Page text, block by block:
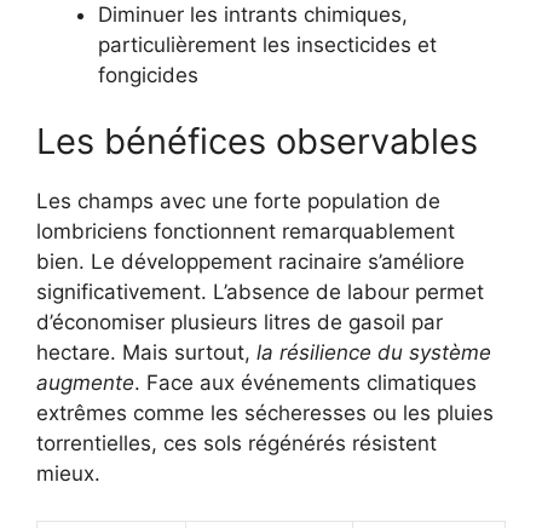
Diminuer les intrants chimiques,
particulièrement les insecticides et
fongicides
Les bénéfices observables
Les champs avec une forte population de
lombriciens fonctionnent remarquablement
bien. Le développement racinaire s’améliore
significativement. L’absence de labour permet
d’économiser plusieurs litres de gasoil par
hectare. Mais surtout, la résilience du système
augmente. Face aux événements climatiques
extrêmes comme les sécheresses ou les pluies
torrentielles, ces sols régénérés résistent
mieux.